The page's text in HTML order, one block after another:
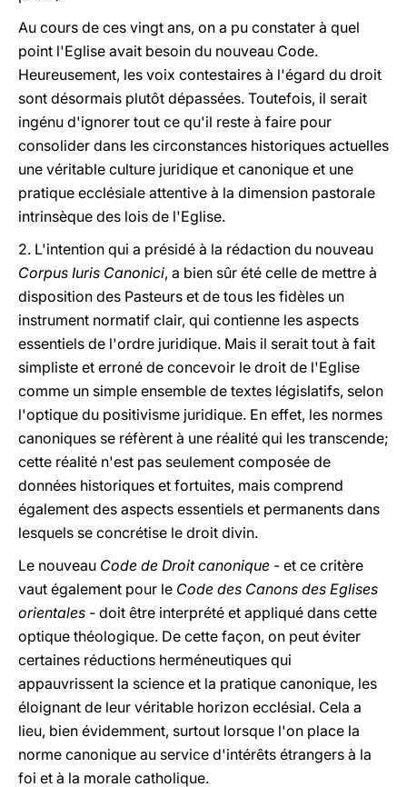
Au cours de ces vingt ans, on a pu constater à quel
point l'Eglise avait besoin du nouveau Code.
Heureusement, les voix contestaires à l'égard du droit
sont désormais plutôt dépassées. Toutefois, il serait
ingénu d'ignorer tout ce qu'il reste à faire pour
consolider dans les circonstances historiques actuelles
une véritable culture juridique et canonique et une
pratique ecclésiale attentive à la dimension pastorale
intrinsèque des lois de l'Eglise.
2. L'intention qui a présidé à la rédaction du nouveau
Corpus Iuris Canonici, a bien sûr été celle de mettre à
disposition des Pasteurs et de tous les fidèles un
instrument normatif clair, qui contienne les aspects
essentiels de l'ordre juridique. Mais il serait tout à fait
simpliste et erroné de concevoir le droit de l'Eglise
comme un simple ensemble de textes législatifs, selon
l'optique du positivisme juridique. En effet, les normes
canoniques se réfèrent à une réalité qui les transcende;
cette réalité n'est pas seulement composée de
données historiques et fortuites, mais comprend
également des aspects essentiels et permanents dans
lesquels se concrétise le droit divin.
Le nouveau Code de Droit canonique - et ce critère
vaut également pour le Code des Canons des Eglises
orientales - doit être interprété et appliqué dans cette
optique théologique. De cette façon, on peut éviter
certaines réductions herméneutiques qui
appauvrissent la science et la pratique canonique, les
éloignant de leur véritable horizon ecclésial. Cela a
lieu, bien évidemment, surtout lorsque l'on place la
norme canonique au service d'intérêts étrangers à la
foi et à la morale catholique.